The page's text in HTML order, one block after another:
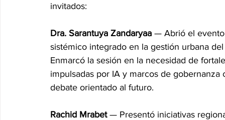
invitados:
Dra. Sarantuya Zandaryaa — Abrió el
sistémico integrado en la gestión urbana
Enmarcó la sesión en la necesidad de
impulsadas por IA y marcos de
debate orientado al futuro.
Rachid Mrabet — Presentó iniciativas